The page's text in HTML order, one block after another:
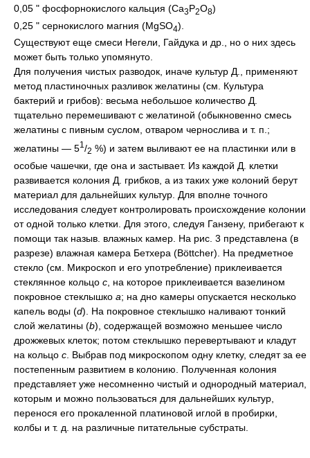
0,05 " фосфорнокислого кальция (Са3Р2О8)
0,25 " сернокислого магния (MgSO4).
Существуют еще смеси Негели, Гайдука и др., но о них здесь
может быть только упомянуто.
Для получения чистых разводок, иначе культур Д., применяют
метод пластиночных разливок желатины (см. Культура
бактерий и грибов): весьма небольшое количество Д.
тщательно перемешивают с желатиной (обыкновенно смесь
желатины с пивным суслом, отваром чернослива и т. п.;
желатины — 51 /2 %) и затем выливают ее на пластинки или в
особые чашечки, где она и застывает. Из каждой Д. клетки
развивается колония Д. грибков, а из таких уже колоний берут
материал для дальнейших культур. Для вполне точного
исследования следует контролировать происхождение колонии
от одной только клетки. Для этого, следуя Ганзену, прибегают к
помощи так назыв. влажных камер. На рис. 3 представлена (в
разрезе) влажная камера Бетхера (Böttcher). На предметное
стекло (см. Микроскоп и его употребление) приклеивается
стеклянное кольцо с , на которое приклеивается вазелином
покровное стеклышко а; на дно камеры опускается несколько
капель воды (d). На покровное стеклышко наливают тонкий
слой желатины (b), содержащей возможно меньшее число
дрожжевых клеток; потом стеклышко перевертывают и кладут
на кольцо с . Выбрав под микроскопом одну клетку, следят за ее
постепенным развитием в колонию. Полученная колония
представляет уже несомненно чистый и однородный материал,
которым и можно пользоваться для дальнейших культур,
перенося его прокаленной платиновой иглой в пробирки,
колбы и т. д. на различные питательные субстраты.